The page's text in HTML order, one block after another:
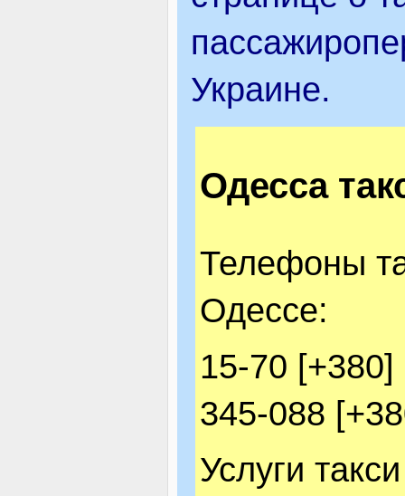
ОГОЛОШЕННЯ
ЯК ДОЇХАТИ
Украине.
Одесса
Телефоны
Одессе:
15-70
345-088
Услуги